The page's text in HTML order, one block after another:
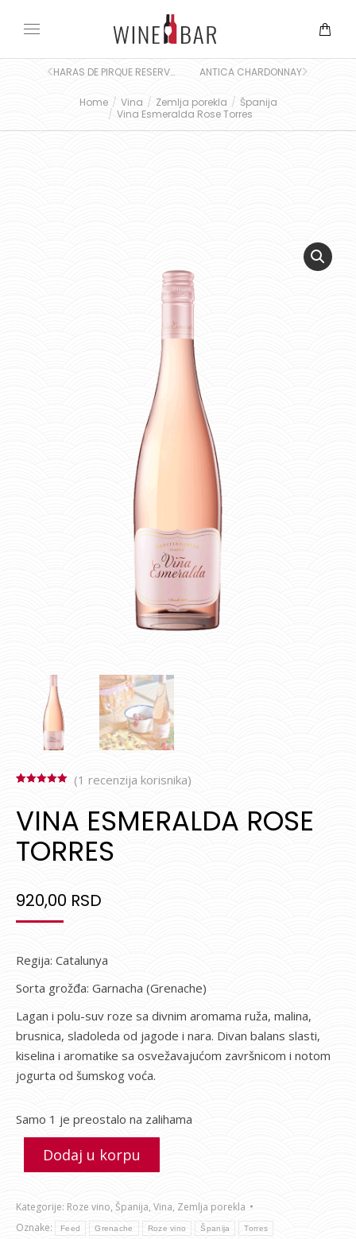
You are here:
Home Vina Zemlja porekla
Španija
Vina Esmeralda Rose Torres
HARAS DE PIRQUE RESERVA DE PROPIEDAD ANTICA CHARDONNAY
VINA ESMERALDA ROSE
TORRES
920,00 RSD
osnovu
ocene kupca
(1 recenzija korisnika)
Regija: Catalunya
Sorta grožđa: Garnacha (Grenache)
Lagan i polu-suv roze sa divnim aromama ruža, malina,
brusnica, sladoleda od jagode i nara. Divan balans slasti,
kiselina i aromatike sa osvežavajućom završnicom i notom
jogurta od šumskog voća.
Samo 1 je preostalo na zalihama
Dodaj u korpu
Kategorije: Roze vino, Španija, Vina, Zemlja porekla
Oznake:
Feed Grenache Roze vino Španija Torres